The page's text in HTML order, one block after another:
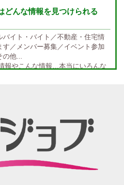
50代以上歓迎
未経験者あり
60代歓迎
どんな情報を見つけられる
バイト・バイト／不動産・住宅情
／メンバー募集／イベント参加
他...
報やこんな情報…本当にいろんな
の広告求人情報から意味深長な
もただ眺めてるだけ、という通り
khaosな情報たちを掲載する場所
様の要望を実現、もっと広く発信